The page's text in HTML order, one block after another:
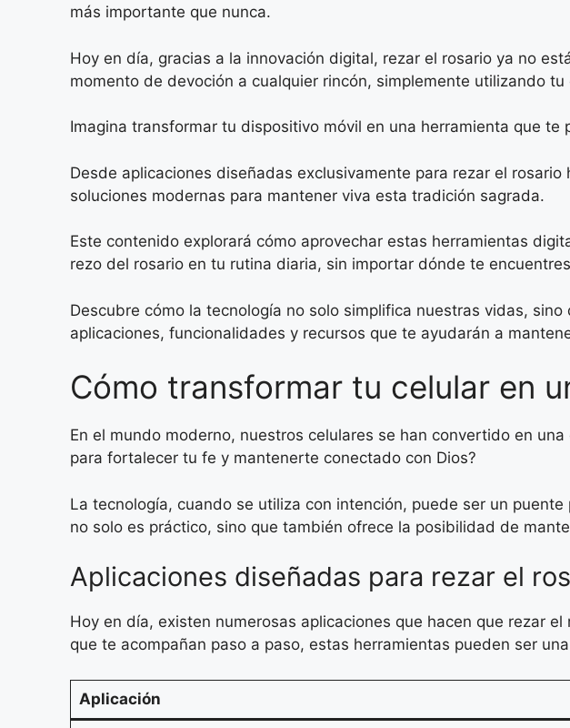
más importante que nunca.
Hoy en día, gracias a la innovación digital, rezar el rosario ya no
momento de devoción a cualquier rincón, simplemente utilizando tu
Imagina transformar tu dispositivo móvil en una herramienta que
Desde aplicaciones diseñadas exclusivamente para rezar el
soluciones modernas para mantener viva esta tradición sagrada.
Este contenido explorará cómo aprovechar estas herramientas
rezo del rosario en tu rutina diaria, sin importar dónde te
Descubre cómo la tecnología no solo simplifica nuestras vidas,
aplicaciones, funcionalidades y recursos que te ayudarán a
Cómo transformar tu celular en
En el mundo moderno, nuestros celulares se han convertido en
para fortalecer tu fe y mantenerte conectado con Dios?
La tecnología, cuando se utiliza con intención, puede ser un
no solo es práctico, sino que también ofrece la posibilidad de
Aplicaciones diseñadas para rezar el
Hoy en día, existen numerosas aplicaciones que hacen que rezar
que te acompañan paso a paso, estas herramientas pueden ser
Aplicación